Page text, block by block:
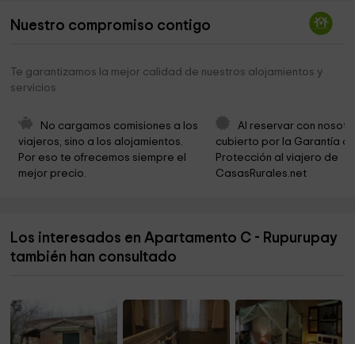
Cementerio 13,7 km
Nuestro compromiso contigo
Te garantizamos la mejor calidad de nuestros alojamientos y
servicios
No cargamos comisiones a los
viajeros, sino a los alojamientos.
Por eso te ofrecemos siempre el
mejor precio.
Al reservar con
cubierto por la Garantía
Protección al viajero de
CasasRurales.net
Los interesados en Apartamento C - Rupurupay
también han consultado